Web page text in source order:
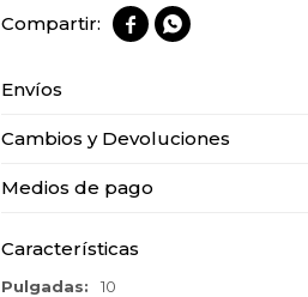
 
Envíos
Cambios y Devoluciones
Medios de pago
Características
Pulgadas
10